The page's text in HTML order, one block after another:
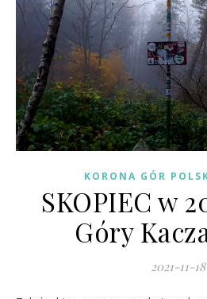
KORONA GÓR
SKOPIEC w
Góry
2021-11-18